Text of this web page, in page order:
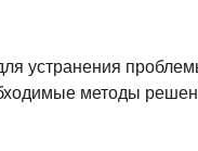
устранения
методы